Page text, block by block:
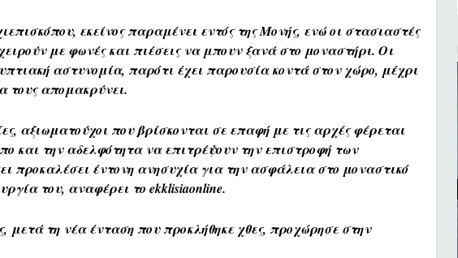
εκείνος παραμένει εντός της Μονής, ενώ οι στασιαστές
με φωνές και πιέσεις να μπουν ξανά στο μοναστήρι. Οι
αστυνομία, παρότι έχει παρουσία κοντά στον χώρο, μέχρι
τους απομακρύνει.
αξιωματούχοι που βρίσκονται σε επαφή με τις αρχές φέρεται
και την αδελφότητα να επιτρέψουν την επιστροφή των
προκαλέσει έντονη ανησυχία για την ασφάλεια στο μοναστικό
του, αναφέρει το ekklisiaonline.
, μετά τη νέα ένταση που προκλήθηκε χθες, προχώρησε στην